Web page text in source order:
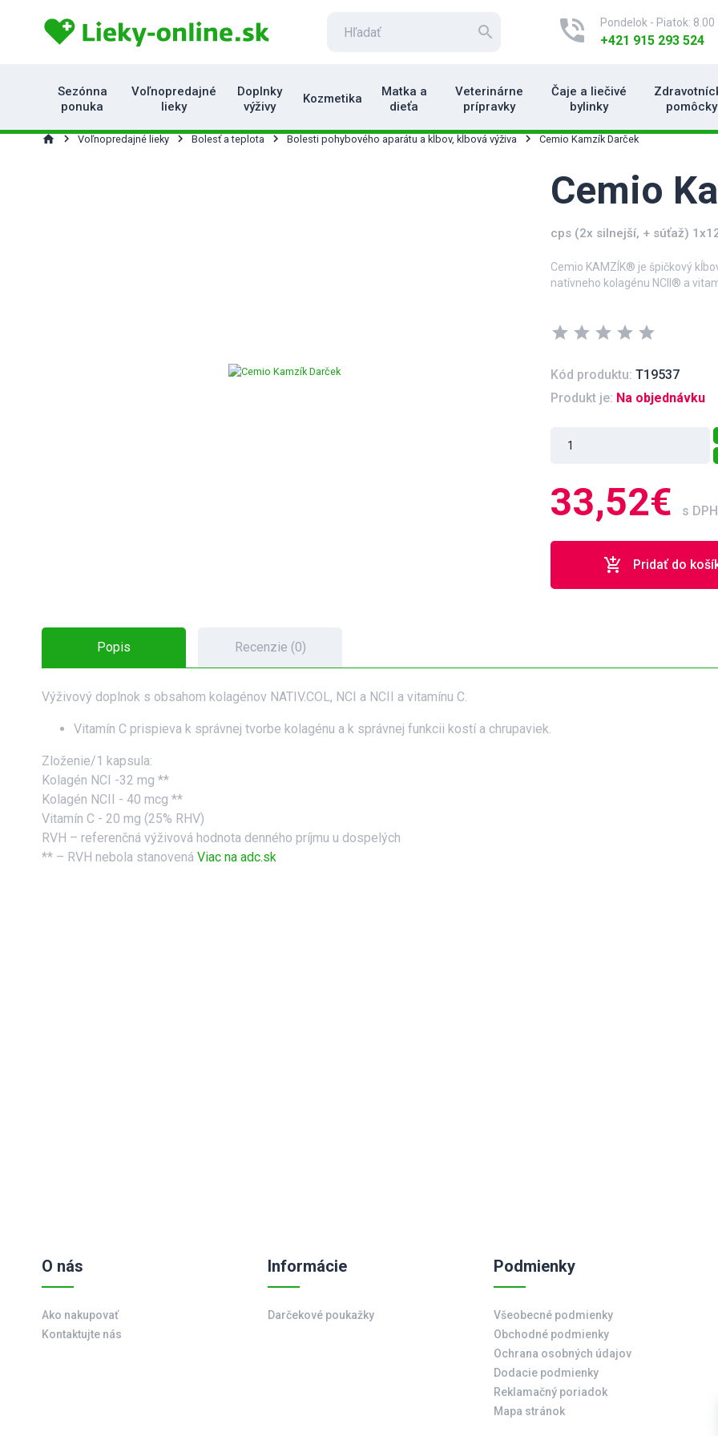
search phone_in_talk Pondelok - Piatok: 8.00
+421 915 293 524
Sezónna
ponuka
Voľnopredajné
lieky
Doplnky
výživy
Kozmetika
Matka a
dieťa
Veterinárne
prípravky
Čaje a liečivé
bylinky
pomôcky
home Voľnopredajné lieky Bolesť a teplota Bolesti pohybového aparátu a kĺbov, kĺbová výživa Cemio Kamzík Darček
Cemio
cps (2x silnejší, + súťaž)
Cemio KAMZÍK® je špičkový
natívneho kolagénu NCII® a
star star star star star
Kód produktu: T19537
Produkt je: Na objednávku
33,52€ s DPH
add_shopping_cart Pridať do
Popis Recenzie (0)
Výživový doplnok s obsahom kolagénov NATIV.COL, NCI a NCII a vitamínu C.
Vitamín C prispieva k správnej tvorbe kolagénu a k správnej funkcii kostí a chrupaviek.
Zloženie/1 kapsula:
Kolagén NCI -32 mg **
Kolagén NCII - 40 mcg **
Vitamín C - 20 mg (25% RHV)
RVH – referenčná výživová hodnota denného príjmu u dospelých
** – RVH nebola stanovená Viac na adc.sk
O nás
Ako nakupovať
Kontaktujte nás
Informácie
Darčekové poukažky
Podmienky
Všeobecné podmienky
Obchodné podmienky
Ochrana osobných údajov
Dodacie podmienky
Reklamačný poriadok
Mapa stránok